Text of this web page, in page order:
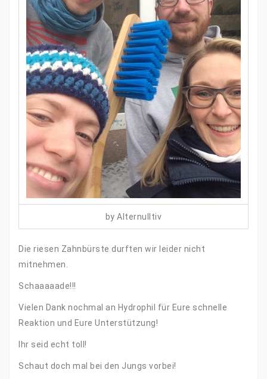
by Alternulltiv
Die riesen Zahnbürste durften wir leider nicht
mitnehmen.
Schaaaaade!!!
Vielen Dank nochmal an Hydrophil für Eure schnelle
Reaktion und Eure Unterstützung!
Ihr seid echt toll!
Schaut doch mal bei den Jungs vorbei!